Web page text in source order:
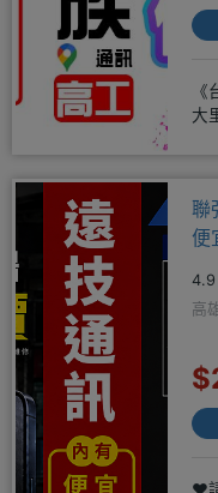
大
聯
便
高